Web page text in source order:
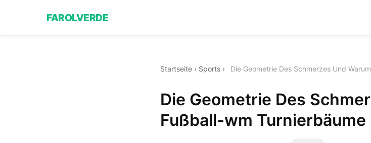
FAROLVERDE
Startseite › Sports › Die Geometrie Des Schmerzes Und
Die Geometrie Des
Fußball-wm Turnierbäume